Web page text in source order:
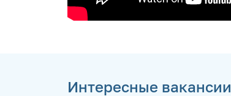
Интересные вакансии